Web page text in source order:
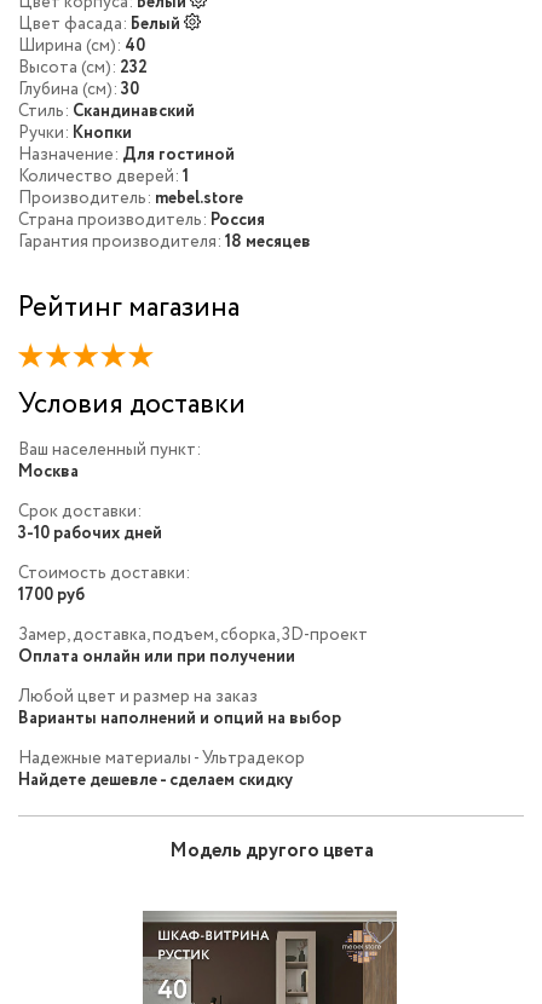
Цвет фасада: Белый
Ширина (см): 40
Высота (см): 232
Глубина (см): 30
Стиль: Скандинавский
Ручки: Кнопки
Назначение: Для гостиной
Количество дверей: 1
Производитель: mebel.store
Страна производитель: Россия
Гарантия производителя: 18 месяцев
Рейтинг магазина
Условия доставки
Ваш населенный пункт:
Москва
Срок доставки:
3-10 рабочих дней
Стоимость доставки:
1700 руб
Замер, доставка, подъем, сборка, 3D-проект
Оплата онлайн или при получении
Любой цвет и размер на заказ
Варианты наполнений и опций на выбор
Надежные материалы - Ультрадекор
Найдете дешевле - сделаем скидку
Модель другого цвета